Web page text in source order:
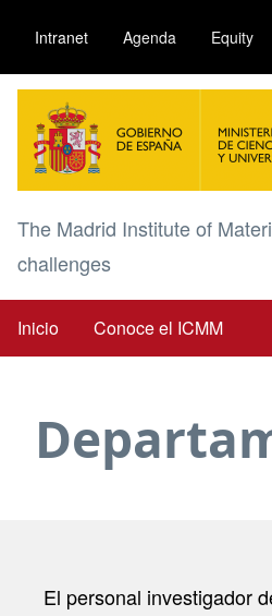
contenido
principal
Intranet Agenda Equity
Image
The Madrid Institute of
challenges
Main
Inicio Conoce el ICMM
El personal investigador